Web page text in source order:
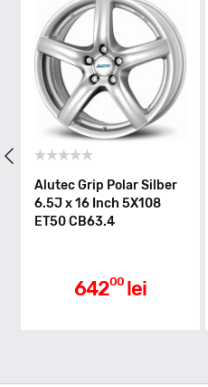
Alutec Grip Polar Silber
6.5J x 16 Inch 5X108
ET50 CB63.4
64200 lei